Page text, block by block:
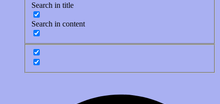
Search in title
Search in content